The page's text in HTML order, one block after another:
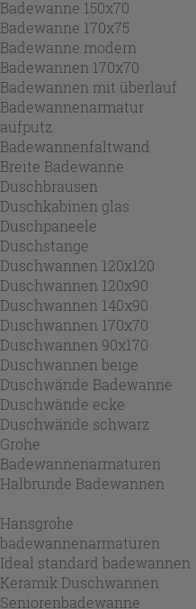
Badewanne 150x70
Badewanne 170x75
Badewanne modern
Badewannen 170x70
Badewannen mit überlauf
Badewannenarmatur
aufputz
Badewannenfaltwand
Breite Badewanne
Duschbrausen
Duschkabinen glas
Duschpaneele
Duschstange
Duschwannen 120x120
Duschwannen 120x90
Duschwannen 140x90
Duschwannen 170x70
Duschwannen 90x170
Duschwannen beige
Duschwände Badewanne
Duschwände ecke
Duschwände schwarz
Grohe
Badewannenarmaturen
Halbrunde Badewannen
Hansgrohe
badewannenarmaturen
Ideal standard badewannen
Keramik Duschwannen
Seniorenbadewanne